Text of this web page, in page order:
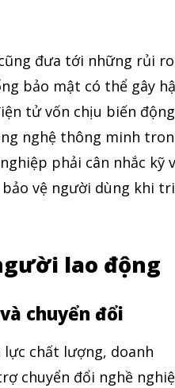
đưa tới những rủi ro
bảo mật có thể gây
tử vốn chịu biến động
nghệ thông minh
phải cân nhắc kỹ
vệ người dùng khi
lao động
chuyển đổi
chất lượng, doanh
chuyển đổi nghề